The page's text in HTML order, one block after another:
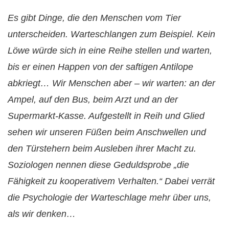
Es gibt Dinge, die den Menschen vom Tier
unterscheiden. Warteschlangen zum Beispiel. Kein
Löwe würde sich in eine Reihe stellen und warten,
bis er einen Happen von der saftigen Antilope
abkriegt… Wir Menschen aber – wir warten: an der
Ampel, auf den Bus, beim Arzt und an der
Supermarkt-Kasse. Aufgestellt in Reih und Glied
sehen wir unseren Füßen beim Anschwellen und
den Türstehern beim Ausleben ihrer Macht zu.
Soziologen nennen diese Geduldsprobe „die
Fähigkeit zu kooperativem Verhalten.“ Dabei verrät
die Psychologie der Warteschlage mehr über uns,
als wir denken…